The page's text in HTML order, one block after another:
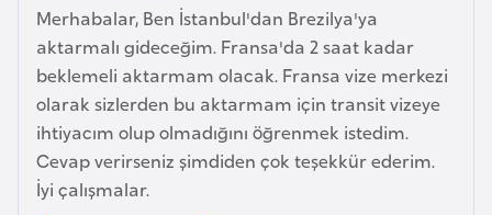
Merhabalar, Ben İstanbul'dan Brezilya'ya
aktarmalı gideceğim. Fransa'da 2 saat kadar
beklemeli aktarmam olacak. Fransa vize merkezi
olarak sizlerden bu aktarmam için transit vizeye
ihtiyacım olup olmadığını öğrenmek istedim.
Cevap verirseniz şimdiden çok teşekkür ederim.
İyi çalışmalar.
İ
n
g
i
l
t
e